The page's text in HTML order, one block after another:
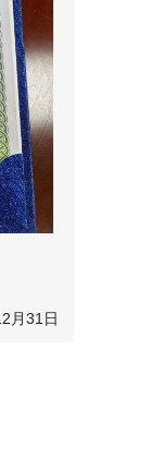
月31日